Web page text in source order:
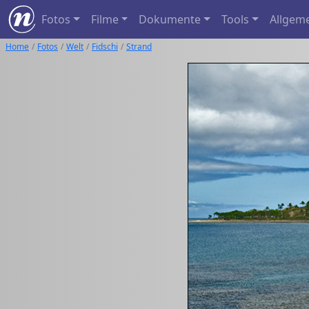
Fotos Filme Dokumente Tools
Home Fotos Welt Fidschi Strand